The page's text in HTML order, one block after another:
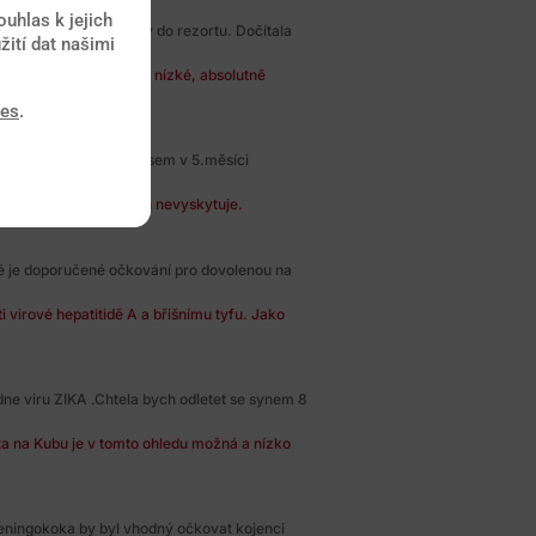
na Maledivy do rezortu. Dočítala
Maledivách je velmi nízké, absolutně
na Maledivách. Jsem v 5.měsíci
době na Maledivách nevyskytuje.
doporučené očkování pro dovolenou na
virové hepatitidě A a břišnímu tyfu. Jako
viru ZIKA .Chtela bych odletet se synem 8
na Kubu je v tomto ohledu možná a nízko
by byl vhodný očkovat kojenci
k jejich
dat našimi
.